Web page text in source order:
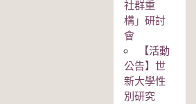
社群重
構」研討
會
【活動
公告】世
新大學性
別研究